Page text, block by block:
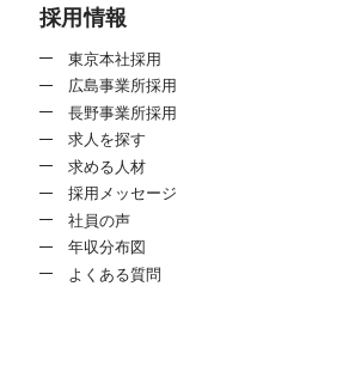
採用情報
東京本社採用
広島事業所採用
長野事業所採用
求人を探す
求める人材
採用メッセージ
社員の声
年収分布図
よくある質問